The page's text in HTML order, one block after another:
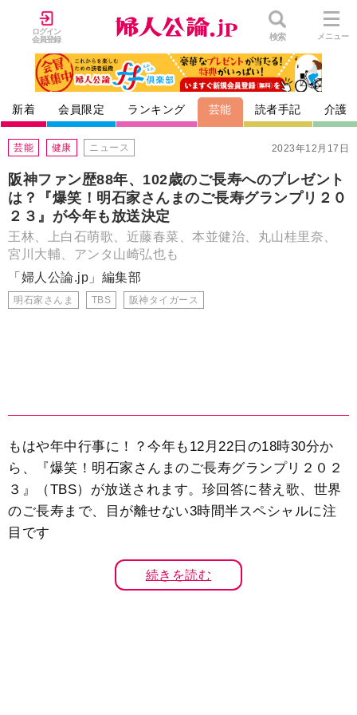
ログイン
会員登録
検索 メニュー
新着 会員限定 ランキング 芸能 読者手記 介護
2023年12月17日
芸能 健康 ニュース
阪神ファン歴88年、102歳のご長寿へのプレゼント
は？『爆笑！明石家さんまのご長寿グランプリ２０
２３』が今年も放送決定
王林、上白石萌歌、近藤春菜、本並健治、丸山桂里奈、
宮川大輔、アンタ山崎弘也も
「婦人公論.jp」編集部
明石家さんま TBS 阪神タイガース
もはや年中行事に！？今年も12月22日の18時30分か
ら、『爆笑！明石家さんまのご長寿グランプリ２０２
３』（TBS）が放送されます。珍回答に替え歌、世界
のご長寿まで、目が離せない3時間半スペシャルに注
目です
続きを読む